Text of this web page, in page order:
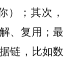
）；其次，
、复用；最
链，比如数